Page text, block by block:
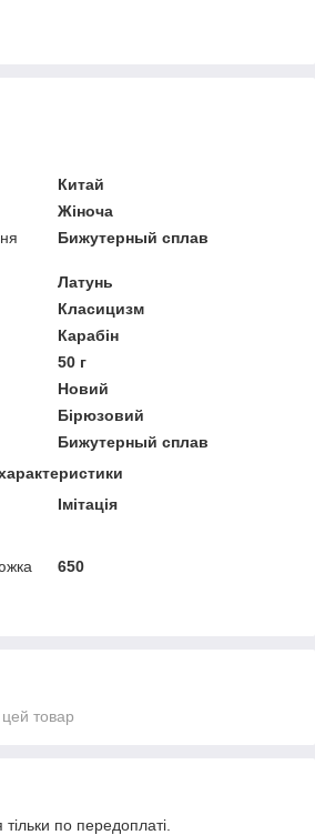
Китай
Жіноча
Бижутерный сплав
Латунь
Класицизм
Карабін
50 г
Новий
Бірюзовий
Бижутерный сплав
Імітація
650
товар
по передоплаті.